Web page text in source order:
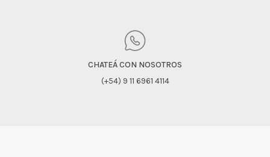
CHATEÁ CON NOSOTROS
(+54) 9 11 6961 4114